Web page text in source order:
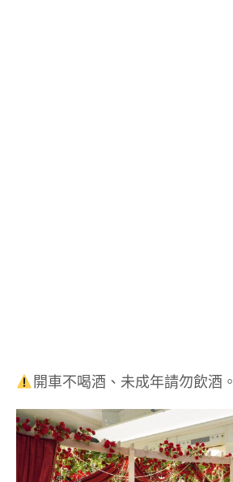
開車不喝酒、未成年請勿飲酒。